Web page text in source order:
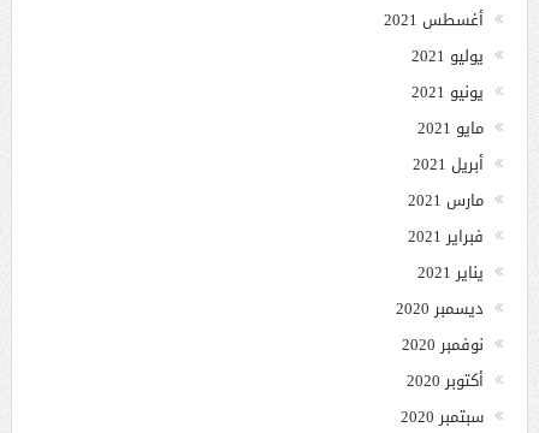
أغسطس 2021
يوليو 2021
يونيو 2021
مايو 2021
أبريل 2021
مارس 2021
فبراير 2021
يناير 2021
ديسمبر 2020
نوفمبر 2020
أكتوبر 2020
سبتمبر 2020